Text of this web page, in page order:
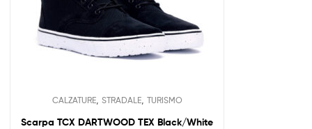
CALZATURE, STRADALE, TURISMO
Scarpa TCX DARTWOOD TEX Black/White